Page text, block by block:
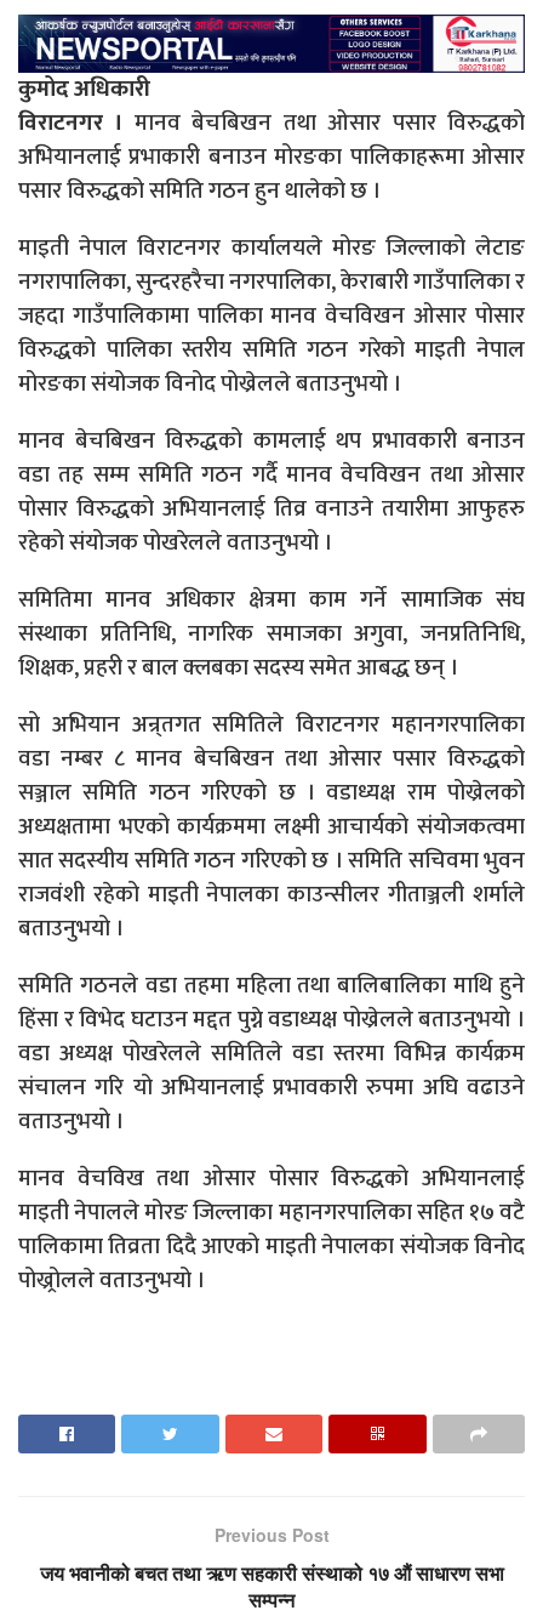
कुमोद अधिकारी
विराटनगर । मानव बेचबिखन तथा ओसार पसार विरुद्धको
अभियानलाई प्रभाकारी बनाउन मोरङका पालिकाहरूमा ओसार
पसार विरुद्धको समिति गठन हुन थालेको छ ।
माइती नेपाल विराटनगर कार्यालयले मोरङ जिल्लाको लेटाङ
नगरापालिका, सुन्दरहरैचा नगरपालिका, केराबारी गाउँपालिका र
जहदा गाउँपालिकामा पालिका मानव वेचविखन ओसार पोसार
विरुद्धको पालिका स्तरीय समिति गठन गरेको माइती नेपाल
मोरङका संयोजक विनोद पोख्रेलले बताउनुभयो ।
मानव बेचबिखन विरुद्धको कामलाई थप प्रभावकारी बनाउन
वडा तह सम्म समिति गठन गर्दै मानव वेचविखन तथा ओसार
पोसार विरुद्धको अभियानलाई तिव्र वनाउने तयारीमा आफुहरु
रहेको संयोजक पोखरेलले वताउनुभयो ।
समितिमा मानव अधिकार क्षेत्रमा काम गर्ने सामाजिक संघ
संस्थाका प्रतिनिधि, नागरिक समाजका अगुवा, जनप्रतिनिधि,
शिक्षक, प्रहरी र बाल क्लबका सदस्य समेत आबद्ध छन् ।
सो अभियान अन्र्तगत समितिले विराटनगर महानगरपालिका
वडा नम्बर ८ मानव बेचबिखन तथा ओसार पसार विरुद्धको
सञ्जाल समिति गठन गरिएको छ । वडाध्यक्ष राम पोख्रेलको
अध्यक्षतामा भएको कार्यक्रममा लक्ष्मी आचार्यको संयोजकत्वमा
सात सदस्यीय समिति गठन गरिएको छ । समिति सचिवमा भुवन
राजवंशी रहेको माइती नेपालका काउन्सीलर गीताञ्जली शर्माले
बताउनुभयो ।
समिति गठनले वडा तहमा महिला तथा बालिबालिका माथि हुने
हिंसा र विभेद घटाउन मद्दत पुग्ने वडाध्यक्ष पोख्रेलले बताउनुभयो ।
वडा अध्यक्ष पोखरेलले समितिले वडा स्तरमा विभिन्न कार्यक्रम
संचालन गरि यो अभियानलाई प्रभावकारी रुपमा अघि वढाउने
वताउनुभयो ।
मानव वेचविख तथा ओसार पोसार विरुद्धको अभियानलाई
माइती नेपालले मोरङ जिल्लाका महानगरपालिका सहित १७ वटै
पालिकामा तिव्रता दिदै आएको माइती नेपालका संयोजक विनोद
पोख्र्रोलले वताउनुभयो ।
Previous Post
जय भवानीको बचत तथा ऋण सहकारी संस्थाको १७ औं साधारण सभा
सम्पन्न